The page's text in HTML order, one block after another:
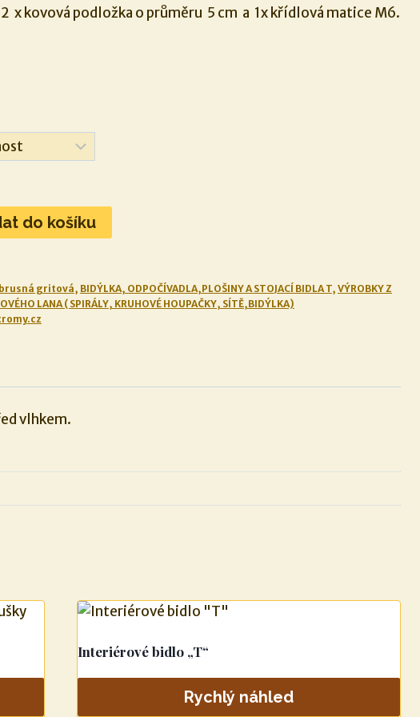
x kovová podložka o průměru 5 cm a 1x křídlová matice M6.
do košíku
gritová, BIDÝLKA, ODPOČÍVADLA,PLOŠINY A STOJACÍ BIDLA T, VÝROBKY Z
LANA ( SPIRÁLY, KRUHOVÉ HOUPAČKY, SÍTĚ,BIDÝLKA)
vlhkem.
Interiérové bidlo „T“
Rychlý náhled